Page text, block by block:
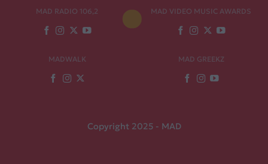
MAD RADIO 106,2 MAD VIDEO MUSIC AWARDS
MADWALK MAD GREEKZ
Copyright 2025 - MAD